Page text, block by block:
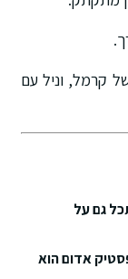
קרמל, וניל עם
גם על
אדום הוא